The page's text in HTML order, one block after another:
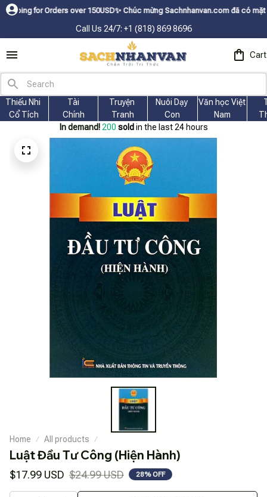
over 150USDㅤ✨ Chúc mừng Sachnhanvan.com đã có mặt hơn 200
Call Us 24/7: +1 (818) 869 8696
Cart
Thiếu Nhi
Cổ Tích
Tài
Chính
Truyện
Tranh
Nuôi Dạy
Con
Văn học Việt
Nam
In demand! 204 sold in the last 24 hours
Home All products
Luật Đầu Tư Công (Hiện Hành)
$17.99 USD $24.99 USD 28% OFF